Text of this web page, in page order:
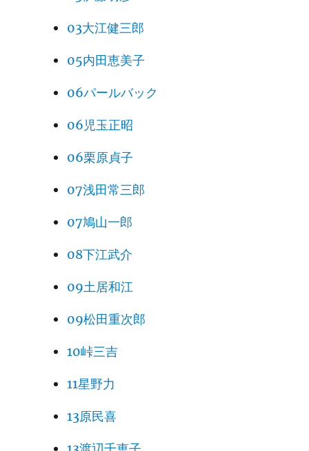
03大江健三郎
05内田恵美子
06パールバック
06児玉正昭
06栗原貞子
07浅田常三郎
07鳩山一郎
08下江武介
09土居和江
09松田重次郎
10峠三吉
11星野力
13原民喜